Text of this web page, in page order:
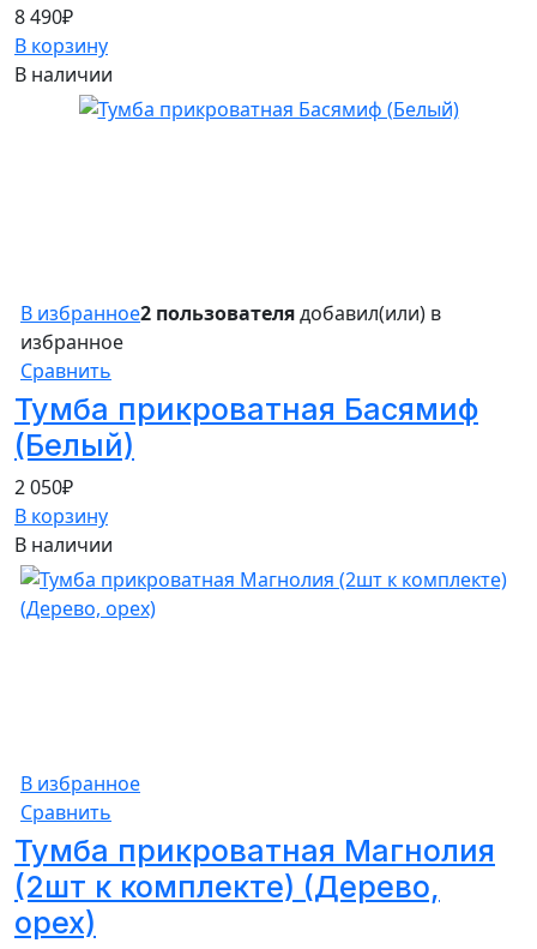
8 490₽
В корзину
В наличии
В избранное2 пользователядобавил(или) в
избранное
Сравнить
Тумба прикроватная Басямиф
(Белый)
2 050₽
В корзину
В наличии
В избранное
Сравнить
Тумба прикроватная Магнолия
(2шт к комплекте) (Дерево,
орех)